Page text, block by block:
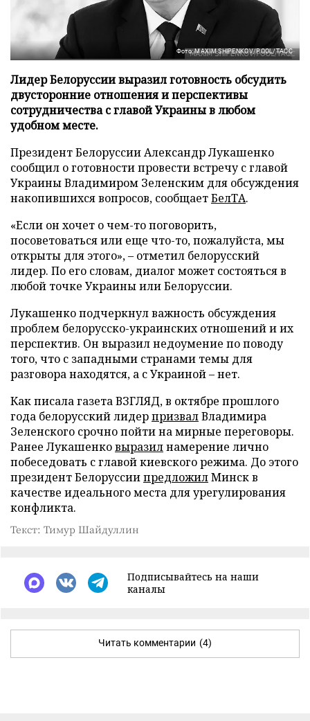
Фото: MAXIM SHIPENKOV/POOL/ТАСС
Лидер Белоруссии выразил готовность обсудить
двусторонние отношения и перспективы
сотрудничества с главой Украины в любом
удобном месте.
Президент Белоруссии Александр Лукашенко
сообщил о готовности провести встречу с главой
Украины Владимиром Зеленским для обсуждения
накопившихся вопросов, сообщаетБелТА.
«Если он хочет о чем-то поговорить,
посоветоваться или еще что-то, пожалуйста, мы
открыты для этого», – отметил белорусский
лидер. По его словам, диалог может состояться в
любой точке Украины или Белоруссии.
Лукашенко подчеркнул важность обсуждения
проблем белорусско-украинских отношений и их
перспектив. Он выразил недоумение по поводу
того, что с западными странами темы для
разговора находятся, а с Украиной – нет.
Как писала газета ВЗГЛЯД, в октябре прошлого
года белорусский лидерпризвалВладимира
Зеленского срочно пойти на мирные переговоры.
Ранее Лукашенковыразилнамерение лично
побеседовать с главой киевского режима. До этого
президент БелоруссиипредложилМинск в
качестве идеального места для урегулирования
конфликта.
Текст: Тимур Шайдуллин
Подписывайтесь на наши
каналы
Читать комментарии (4)